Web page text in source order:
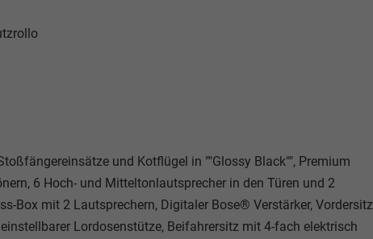
und Kotflügel in ""Glossy Black"", Premium
6 Hoch- und Mitteltonlautsprecher in den Türen und 2
Box mit 2 Lautsprechern, Digitaler Bose® Verstärker,
Lordosenstütze, Beifahrersitz mit 4-fach elektrisch